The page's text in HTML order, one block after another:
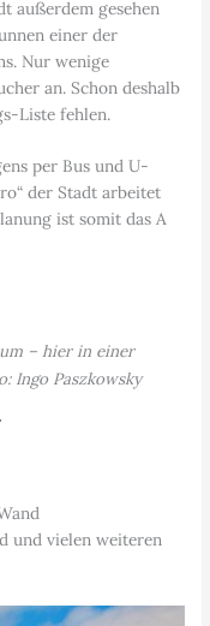
außerdem gesehen
einer der
Nur wenige
an. Schon deshalb
Liste fehlen.
per Bus und U-
der Stadt arbeitet
ist somit das A
– hier in einer
Ingo Paszkowsky
und vielen weiteren